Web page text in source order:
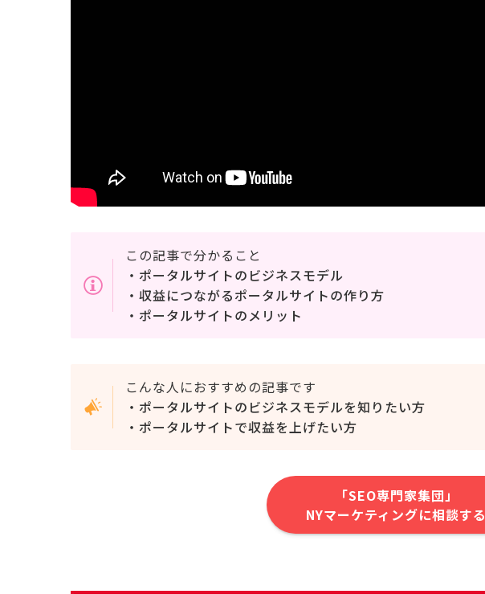
この記事で分かること
・ポータルサイトのビジネスモデル
・収益につながるポータルサイトの作り方
・ポータルサイトのメリット
こんな人におすすめの記事です
・ポータルサイトのビジネスモデルを知りたい方
・ポータルサイトで収益を上げたい方
「SEO専門家集団」
NYマーケティングに相談する